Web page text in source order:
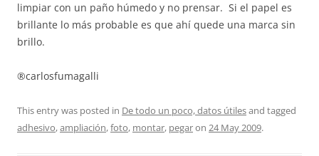
limpiar con un paño húmedo y no prensar. Si el papel es
brillante lo más probable es que ahí quede una marca sin
brillo.
®carlosfumagalli
This entry was posted in De todo un poco, datos útilesand tagged
adhesivo,ampliación,foto, montar, pegaron 24 May 2009.